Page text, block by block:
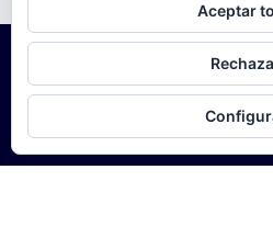
Aceptar
Para obtener más información,